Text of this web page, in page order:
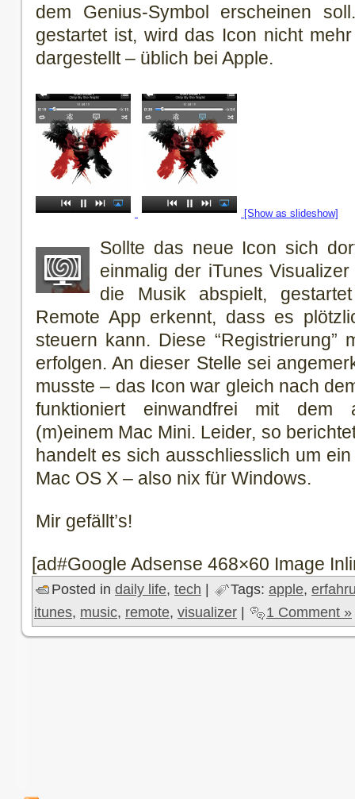
dem Genius-Symbol erscheinen
gestartet ist, wird das Icon nicht
dargestellt – üblich bei Apple.
[Show as slideshow]
Sollte das neue Icon sich
einmalig der iTunes
die Musik abspielt,
Remote App erkennt, dass es
steuern kann. Diese “Registrierung”
erfolgen. An dieser Stelle sei
musste – das Icon war gleich nach
funktioniert einwandfrei mit dem
(m)einem Mac Mini. Leider, so
handelt es sich ausschliesslich um
Mac OS X – also nix für Windows.
Mir gefällt’s!
[ad#Google Adsense 468×60 Image
Posted in daily life, tech Tags: apple,
itunes, music, remote, visualizer 1 Comment »